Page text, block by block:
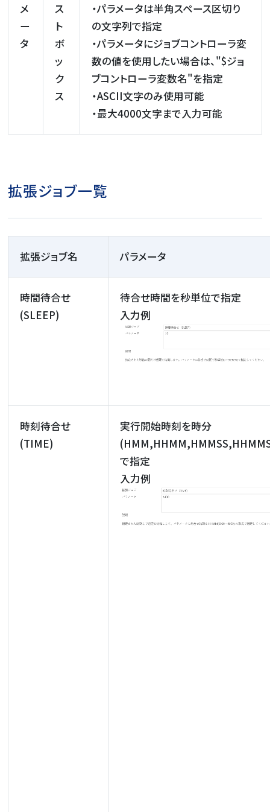
メ
ー
タ
ス
ト
ボ
ッ
ク
ス
・パラメータは半角スペース区切り
の文字列で指定
・パラメータにジョブコントローラ変
数の値を使用したい場合は、"$ジョ
ブコントローラ変数名"を指定
・ASCII文字のみ使用可能
・最大4000文字まで入力可能
拡張ジョブ一覧
拡張ジョブ名 パラメータ
時間待合せ
(SLEEP)
待合せ時間を秒単位で指定
入力例
時刻待合せ
(TIME)
実行開始時刻を時分
で指定
入力例